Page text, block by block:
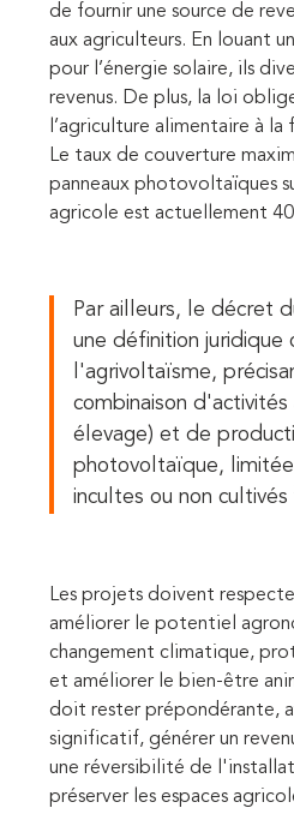
de fournir une source de
aux agriculteurs. En louant
pour l’énergie solaire, ils
revenus. De plus, la loi
l’agriculture alimentaire à
Le taux de couverture
panneaux photovoltaïques
agricole est actuellement
Par ailleurs, le décret
une définition juridique
l'agrivoltaïsme,
combinaison
élevage) et de
photovoltaïque,
incultes ou non cultivés
Les projets doivent
améliorer le potentiel
changement climatique,
et améliorer le bien-être
doit rester prépondérante,
significatif, générer un
une réversibilité de
préserver les espaces